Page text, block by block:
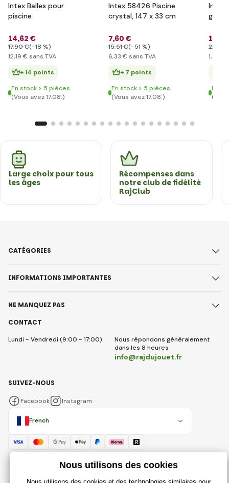
Intex Balles pour
piscine
14,62 €
17,90 €(-18 %)
12,19 € sans TVA
+ 14 points
En stock > 5 pièces
(Vous avez 17.08.)
Intex 58426 Piscine
crystal, 147 x 33 cm
7,60 €
15,51 €(-51 %)
6,33 € sans TVA
+ 7 points
En stock > 5 pièces
(Vous avez 17.08.)
Intex
1
2,90 €
1,46 €
En
Large choix pour tous
les âges
Récompenses dans
notre club de fidélité
RajClub
CONTACT
Lundi - Vendredi (9:00 - 17:00)
Nous répondons généralement
dans les 8 heures
info@rajdujouet.fr
CATÉGORIES
INFORMATIONS IMPORTANTES
NE MANQUEZ PAS
French
SUIVEZ-NOUS
Facebook Instagram